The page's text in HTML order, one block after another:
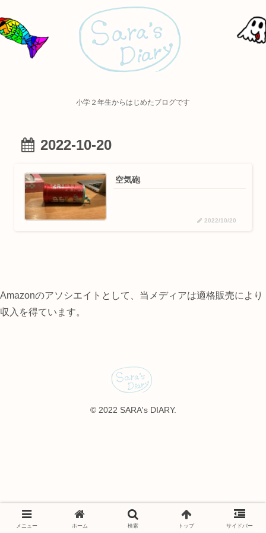
小学２年生からはじめたブログです
2022-10-20
空気砲
2022/10/20
Amazonのアソシエイトとして、当メディアは適格販売により
収入を得ています。
© 2022 SARA's DIARY.
メニュー ホーム 検索 トップ サイドバー